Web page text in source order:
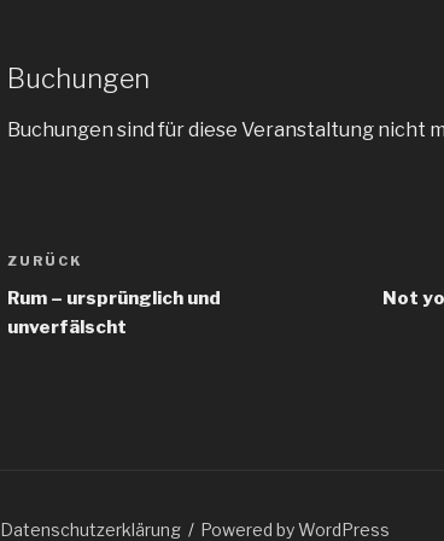
Buchungen
Buchungen sind für diese Veranstaltung nicht
Beitragsnavigation
Vorheriger
Beitrag
ZURÜCK
Rum – ursprünglich und
unverfälscht
Not
Datenschutzerklärung Powered by WordPress